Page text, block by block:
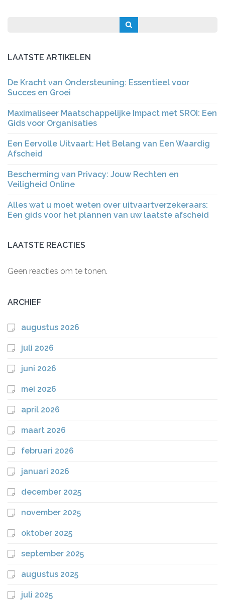
LAATSTE ARTIKELEN
De Kracht van Ondersteuning: Essentieel voor
Succes en Groei
Maximaliseer Maatschappelijke Impact met SROI: Een
Gids voor Organisaties
Een Eervolle Uitvaart: Het Belang van Een Waardig
Afscheid
Bescherming van Privacy: Jouw Rechten en
Veiligheid Online
Alles wat u moet weten over uitvaartverzekeraars:
Een gids voor het plannen van uw laatste afscheid
LAATSTE REACTIES
Geen reacties om te tonen.
ARCHIEF
augustus 2026
juli 2026
juni 2026
mei 2026
april 2026
maart 2026
februari 2026
januari 2026
december 2025
november 2025
oktober 2025
september 2025
augustus 2025
juli 2025